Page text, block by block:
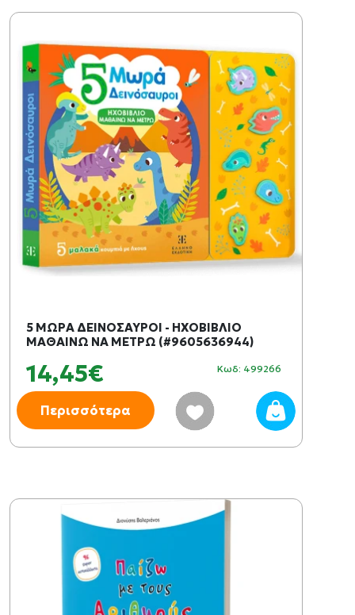
5 ΜΩΡΑ ΔΕΙΝΟΣΑΥΡΟΙ - ΗΧΟΒΙΒΛΙΟ
ΜΑΘΑΙΝΩ ΝΑ ΜΕΤΡΩ (#9605636944)
14,45€ Κωδ: 499266
Περισσότερα